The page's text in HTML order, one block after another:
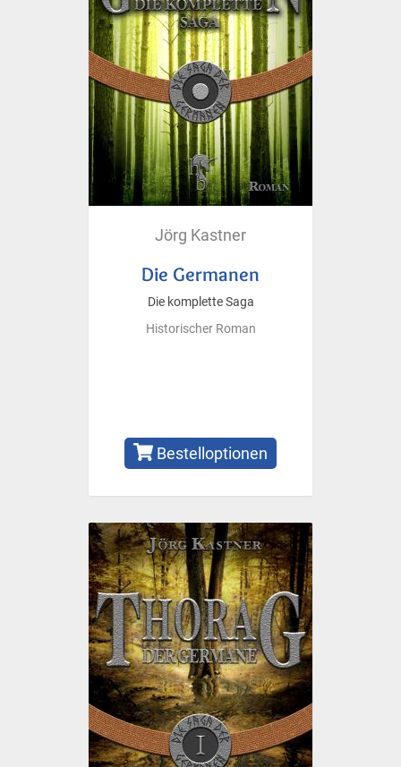
Jörg Kastner
Die Germanen
Die komplette Saga
Historischer Roman
Bestelloptionen